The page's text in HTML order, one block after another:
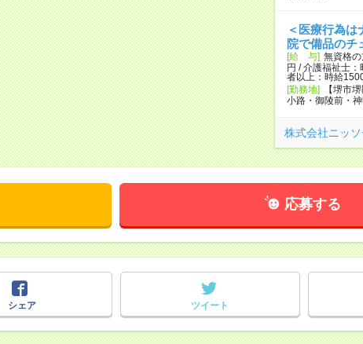
＜医療行為は
院で備品のチ
[給 与] 無資格
円 / 介護福祉士
者以上：時給
[勤務地]
【堺市
小路・御陵前・
株式会社ニッ
応募する
シェア
ツイート